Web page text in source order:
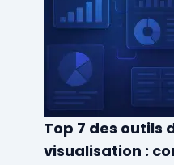
Top 7 des outils
visualisation :